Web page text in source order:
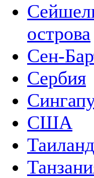
острова
Сен-
Сербия
США
Таиланд